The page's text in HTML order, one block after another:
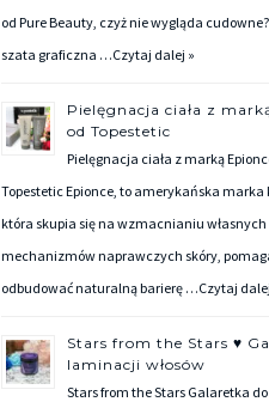
od Pure Beauty, czyż nie wygląda
szata graficzna …Czytaj dalej »
Pielęgnacja ciała z
od Topestetic
Pielęgnacja ciała z marką
Topestetic Epionce, to amerykańska marka
która skupia się na wzmacnianiu własnych
mechanizmów naprawczych skóry,
odbudować naturalną barierę …Czytaj
Stars from the Stars ♥
laminacji włosów
Stars from the Stars Galaretka